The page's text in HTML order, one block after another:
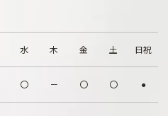
水 木 金 土 日祝
〇 － 〇 〇 ●